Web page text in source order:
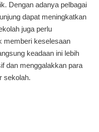
Dengan adanya pelbagai
dapat meningkatkan
juga perlu
memberi keselesaan
keadaan ini lebih
dan menggalakkan para
sekolah.